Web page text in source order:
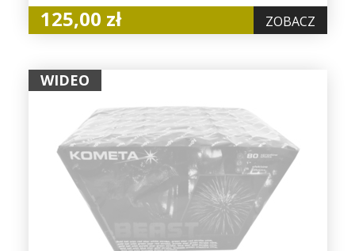
125,00 zł ZOBACZ
WIDEO